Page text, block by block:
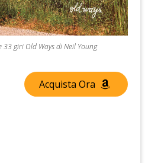
33 giri Old Ways di Neil Young
Acquista Ora